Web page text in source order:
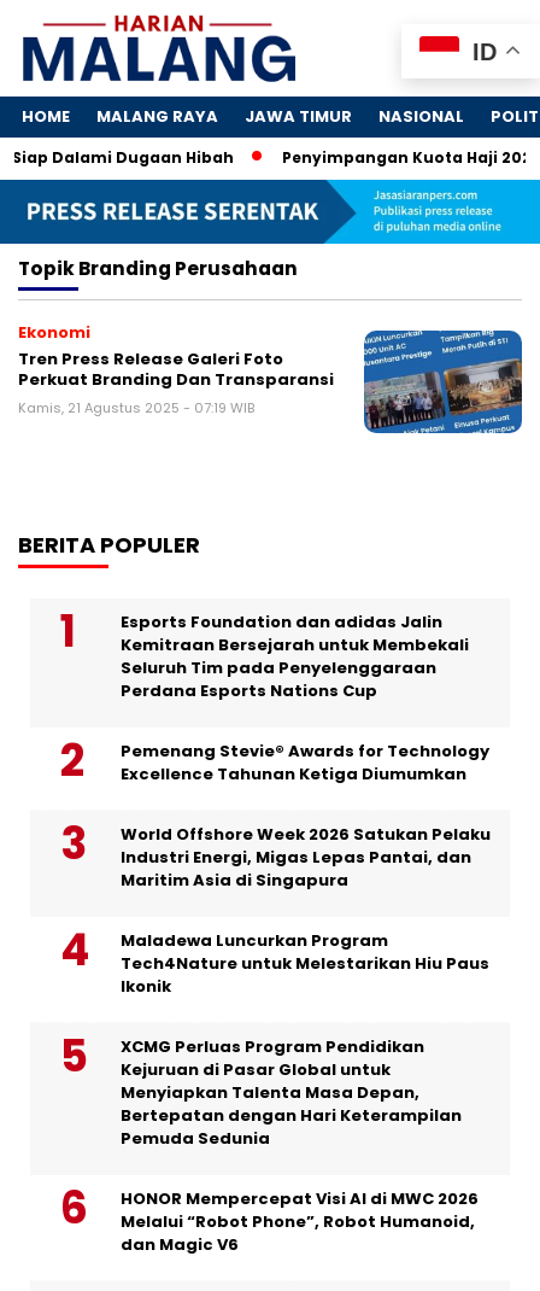
HOME MALANG RAYA JAWA TIMUR NASIONAL
Dalami Dugaan Hibah Penyimpangan Kuota Haji
TopikBranding Perusahaan
Ekonomi
Tren Press Release Galeri Foto
Perkuat Branding Dan Transparansi
Kamis, 21 Agustus 2025 - 07:19 WIB
BERITA POPULER
Esports Foundation dan adidas Jalin
Kemitraan Bersejarah untuk Membekali
Seluruh Tim pada Penyelenggaraan
Perdana Esports Nations Cup
Pemenang Stevie® Awards for Technology
Excellence Tahunan Ketiga Diumumkan
World Offshore Week 2026 Satukan Pelaku
Industri Energi, Migas Lepas Pantai, dan
Maritim Asia di Singapura
Maladewa Luncurkan Program
Tech4Nature untuk Melestarikan Hiu Paus
Ikonik
XCMG Perluas Program Pendidikan
Kejuruan di Pasar Global untuk
Menyiapkan Talenta Masa Depan,
Bertepatan dengan Hari Keterampilan
Pemuda Sedunia
HONOR Mempercepat Visi AI di MWC 2026
Melalui “Robot Phone”, Robot Humanoid,
dan Magic V6
ID